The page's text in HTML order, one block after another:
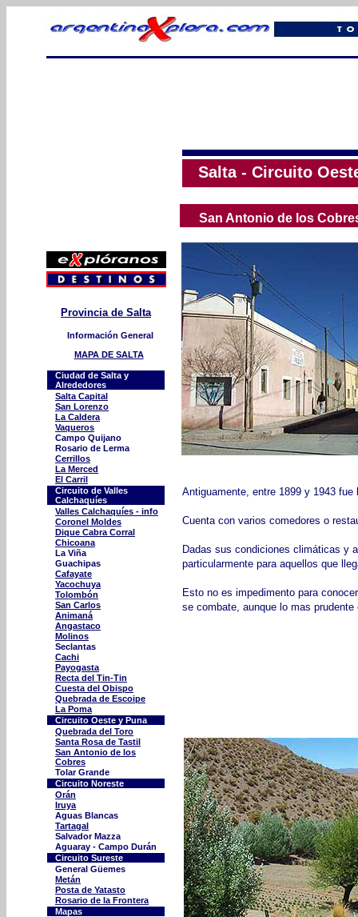
Salta - Circuito
San Antonio de los
Provincia de Salta
Información General
MAPA DE SALTA
Ciudad de Salta y
Alrededores
Salta Capital
San Lorenzo
La Caldera
Vaqueros
Campo Quijano
Rosario de Lerma
Cerrillos
La Merced
El Carril
Circuito de Valles
Calchaquíes
Valles Calchaquíes - info
Coronel Moldes
Dique Cabra Corral
Chicoana
La Viña
Guachipas
Cafayate
Yacochuya
Tolombón
San Carlos
Animaná
Angastaco
Molinos
Seclantas
Cachi
Payogasta
Recta del Tin-Tin
Cuesta del Obispo
Quebrada de Escoipe
La Poma
Circuito Oeste y Puna
Quebrada del Toro
Santa Rosa de Tastil
San Antonio de los
Cobres
Tolar Grande
Circuito Noreste
Orán
Iruya
Aguas Blancas
Tartagal
Salvador Mazza
Aguaray - Campo Durán
Circuito Sureste
General Güemes
Metán
Posta de Yatasto
Rosario de la Frontera
Mapas
Antiguamente, entre 1899 y 1943
Cuenta con varios comedores o
Dadas sus condiciones climáticas y
particularmente para aquellos que
Esto no es impedimento para
se combate, aunque lo mas